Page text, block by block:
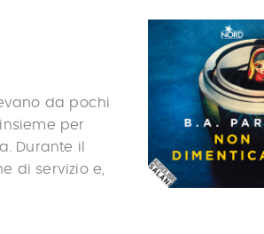
da pochi
per
Durante il
di servizio e,